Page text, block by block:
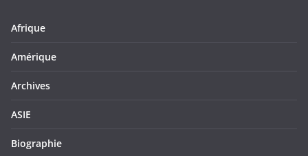
Afrique
Amérique
Archives
ASIE
Biographie